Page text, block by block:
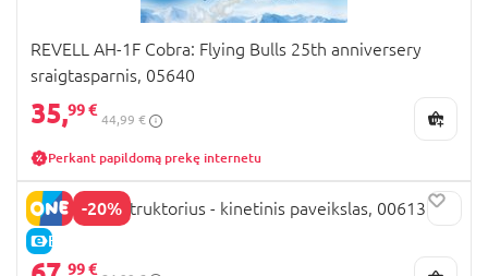
REVELL AH-1F Cobra: Flying Bulls 25th anniversery
sraigtasparnis, 05640
35,99 €
44,99 €
Perkant papildomą prekę internetu
-20%
E-KAINA
REVELL konstruktorius - kinetinis paveikslas, 00613
99 €